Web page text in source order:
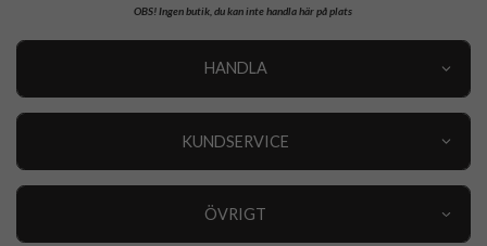
OBS!Ingen butik, du kan inte handla här på plats
HANDLA
KUNDSERVICE
ÖVRIGT